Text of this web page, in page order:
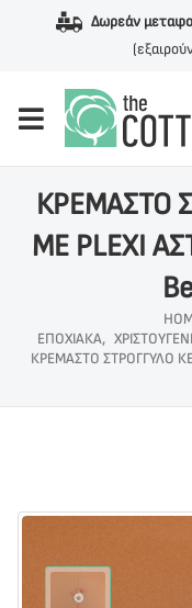
Δωρεάν
ΚΡΕΜΑΣΤΟ
ME PLEXI
ΕΠΟΧΙΑΚΑ,
ΚΡΕΜΑΣΤΟ ΣΤΡΟΓΓΥΛΟ